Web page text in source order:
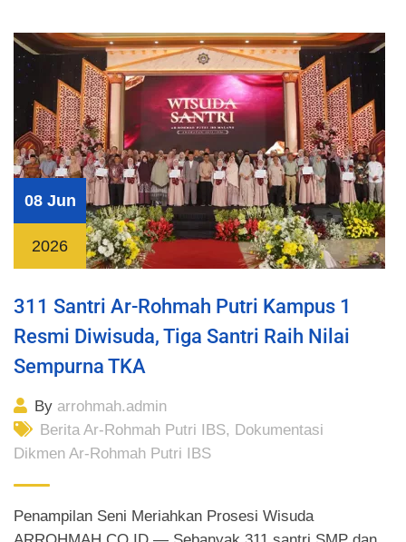
08 Jun
2026
311 Santri Ar-Rohmah Putri Kampus 1
Resmi Diwisuda, Tiga Santri Raih Nilai
Sempurna TKA
By arrohmah.admin
Berita Ar-Rohmah Putri IBS, Dokumentasi
Dikmen Ar-Rohmah Putri IBS
Penampilan Seni Meriahkan Prosesi Wisuda